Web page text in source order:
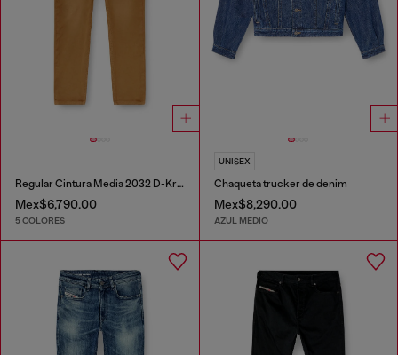
Regular Cintura Media 2032 D-Krooley-BW Joggjeans®
Mex$6,790.00
5 COLORES
UNISEX
Chaqueta trucker de denim
Mex$8,290.00
AZUL MEDIO